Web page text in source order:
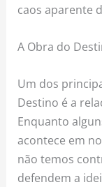
caos aparente
A Obra do
Um dos
Destino é a
Enquanto
acontece em
não temos
defendem a